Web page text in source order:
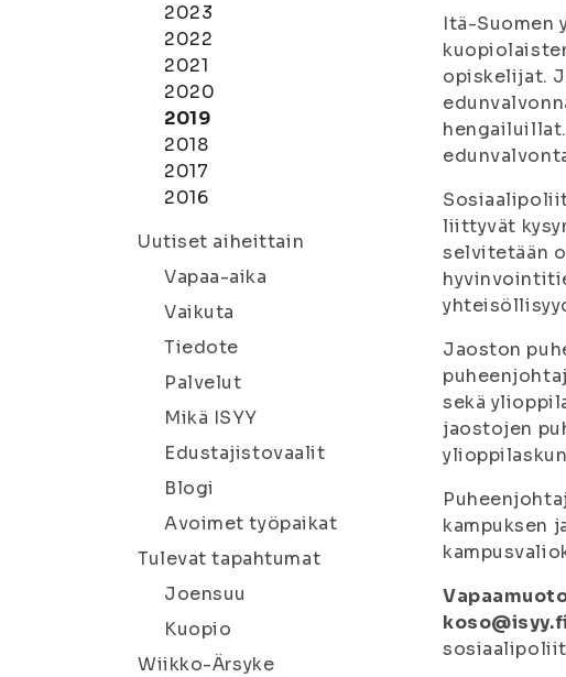
2023
2022
2021
2020
2019
2018
2017
2016
Uutiset aiheittain
Vapaa-aika
Vaikuta
Tiedote
Palvelut
Mikä ISYY
Edustajistovaalit
Blogi
Avoimet työpaikat
Tulevat tapahtumat
Joensuu
Kuopio
Wiikko-Ärsyke
Itä-Suomen
opiskelijat.
liittyvät
selvitetään
Jaoston
sekä
jaostojen
kampuksen